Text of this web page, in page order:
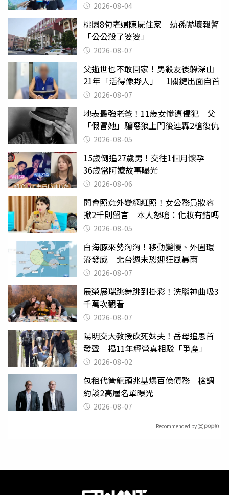
2026-08-04
桃園8旬老婦陳屍住家 幼孫嚇壞報警
「公公殺了婆婆」
2026-08-07
父逝世也不敢回家！男殺友後躲深山
21年「活得像野人」 1關鍵出面自首
2026-08-07
地表最強老爸！11歲女慘遭侵犯 父
「假冒她」騙噁狼上門後連轟2槍復仇
2026-08-05
15歲倒追27歲男！交往1個月懷孕
36歲當阿嬤故事曝光
2026-08-06
開會照意外變網紅照！女公務員妝容
掀2千則留言 本人怒嗆：化妝有錯嗎
2026-08-05
白海豚來勢洶洶！移動變慢、外圍環
流發威 北台週末恐迎狂風暴雨
2026-08-07
展榮展瑞跳舞跳到掛彩！洗腦神曲吸3
千萬次觀看
2026-08-07
陽明交大教授砍死妹夫！岳母追思首
發聲 揭11年經營真相駁「爭產」
2026-08-02
包租代管龍頭兆基爆百億債務 檢調
約談2高層名單曝光
2026-08-07
Recommended by